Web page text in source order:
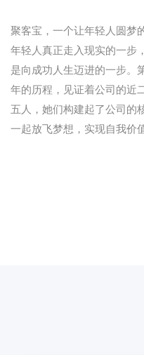
聚客宝，一个让年轻人圆梦
年轻人真正走入现实的一步
是向成功人生迈进的一步。
年的历程，见证着公司的近
五人，她们构建起了公司的
一起放飞梦想，实现自我价值